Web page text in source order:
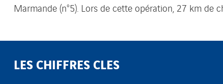
Marmande (n°5). Lors de cette opération, 27 km de
LES CHIFFRES CLES